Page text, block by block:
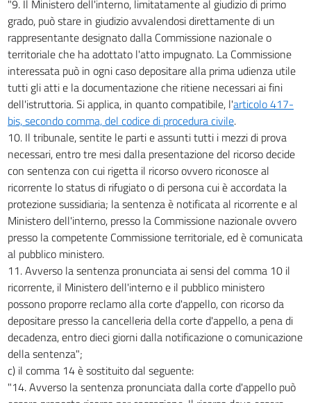
"9. Il Ministero dell'interno, limitatamente al giudizio di primo
grado, può stare in giudizio avvalendosi direttamente di un
rappresentante designato dalla Commissione nazionale o
territoriale che ha adottato l'atto impugnato. La Commissione
interessata può in ogni caso depositare alla prima udienza utile
tutti gli atti e la documentazione che ritiene necessari ai fini
dell'istruttoria. Si applica, in quanto compatibile, l'articolo 417-
bis, secondo comma, del codice di procedura civile.
10. Il tribunale, sentite le parti e assunti tutti i mezzi di prova
necessari, entro tre mesi dalla presentazione del ricorso decide
con sentenza con cui rigetta il ricorso ovvero riconosce al
ricorrente lo status di rifugiato o di persona cui è accordata la
protezione sussidiaria; la sentenza è notificata al ricorrente e al
Ministero dell'interno, presso la Commissione nazionale ovvero
presso la competente Commissione territoriale, ed è comunicata
al pubblico ministero.
11. Avverso la sentenza pronunciata ai sensi del comma 10 il
ricorrente, il Ministero dell'interno e il pubblico ministero
possono proporre reclamo alla corte d'appello, con ricorso da
depositare presso la cancelleria della corte d'appello, a pena di
decadenza, entro dieci giorni dalla notificazione o comunicazione
della sentenza";
c) il comma 14 è sostituito dal seguente:
"14. Avverso la sentenza pronunciata dalla corte d'appello può